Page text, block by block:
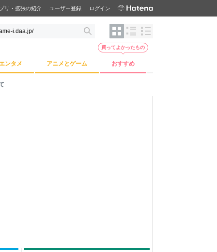
リ・拡張の紹介 ユーザー登録 ログイン
ンタメ アニメとゲーム おすすめ
買ってよかったもの